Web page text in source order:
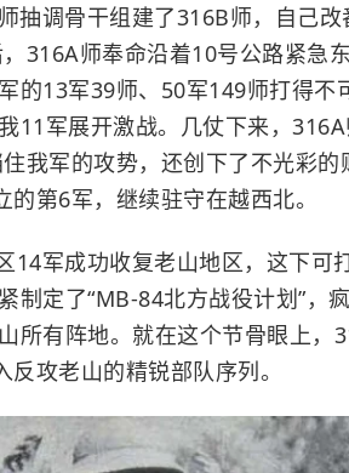
抽调骨干组建了316B师，自己改
316A师奉命沿着10号公路紧急
的13军39师、50军149师打得不
11军展开激战。几仗下来，
我军的攻势，还创下了不光彩的
第6军，继续驻守在越西北。
14军成功收复老山地区，这下可
制定了“MB-84北方战役计划”，
所有阵地。就在这个节骨眼上，
攻老山的精锐部队序列。